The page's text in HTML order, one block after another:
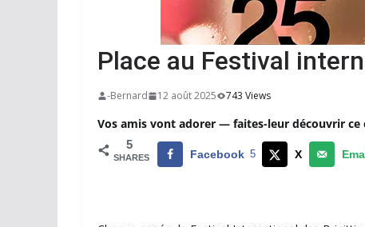
Place au Festival
-Bernard 12 août 2025 743 Views
Vos amis vont adorer — faites-leur découvrir ce
5
SHARES Facebook 5 X